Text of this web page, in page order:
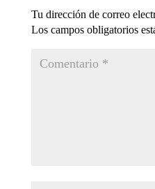
Tu dirección de correo
Los campos obligatorios